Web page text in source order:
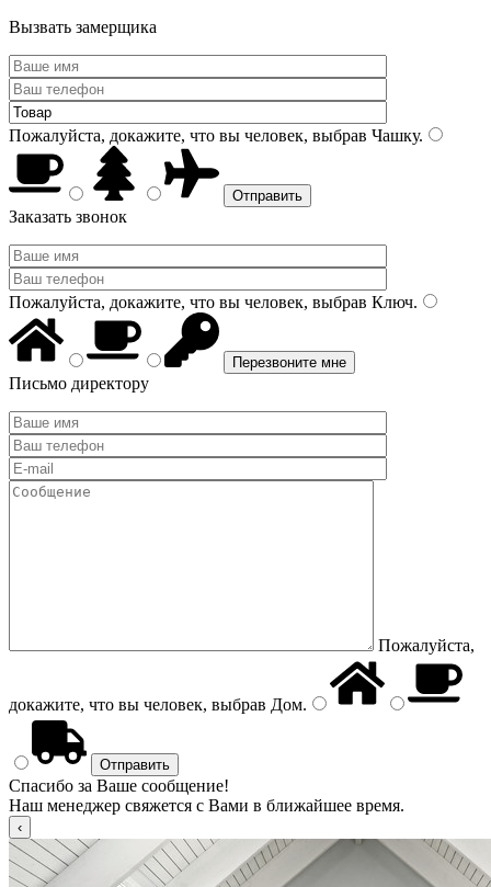
Вызвать замерщика
Пожалуйста, докажите, что вы человек, выбрав Чашку.
Заказать звонок
Пожалуйста, докажите, что вы человек, выбрав Ключ.
Письмо директору
Пожалуйста,
докажите, что вы человек, выбрав Дом.
Спасибо за Ваше сообщение!
Наш менеджер свяжется с Вами в ближайшее время.